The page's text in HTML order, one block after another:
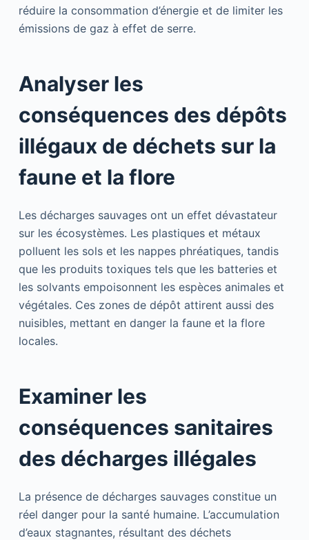
réduire la consommation d’énergie et de limiter les
émissions de gaz à effet de serre.
Analyser les
conséquences des dépôts
illégaux de déchets sur la
faune et la flore
Les décharges sauvages ont un effet dévastateur
sur les écosystèmes. Les plastiques et métaux
polluent les sols et les nappes phréatiques, tandis
que les produits toxiques tels que les batteries et
les solvants empoisonnent les espèces animales et
végétales. Ces zones de dépôt attirent aussi des
nuisibles, mettant en danger la faune et la flore
locales.
Examiner les
conséquences sanitaires
des décharges illégales
La présence de décharges sauvages constitue un
réel danger pour la santé humaine. L’accumulation
d’eaux stagnantes, résultant des déchets